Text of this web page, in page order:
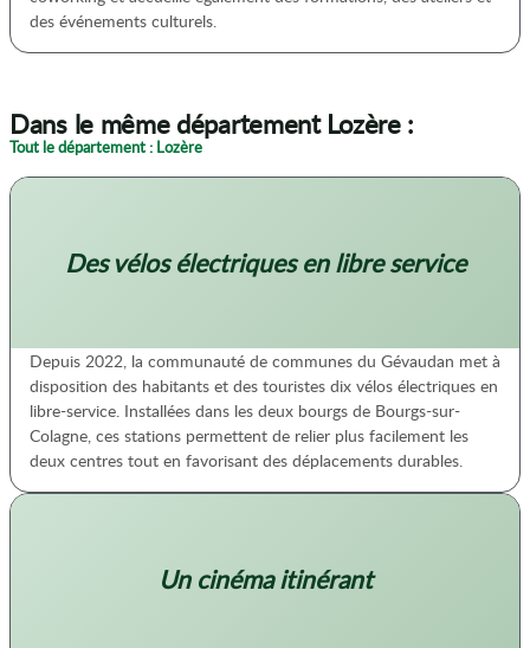
des événements culturels.
Dans le même département Lozère :
Tout le département : Lozère
Des vélos électriques en libre service
Depuis 2022, la communauté de communes du Gévaudan met à
disposition des habitants et des touristes dix vélos électriques en
libre-service. Installées dans les deux bourgs de Bourgs-sur-
Colagne, ces stations permettent de relier plus facilement les
deux centres tout en favorisant des déplacements durables.
Un cinéma itinérant